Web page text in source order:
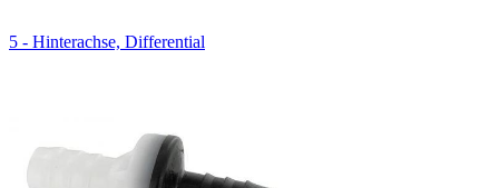
5 - Hinterachse, Differential